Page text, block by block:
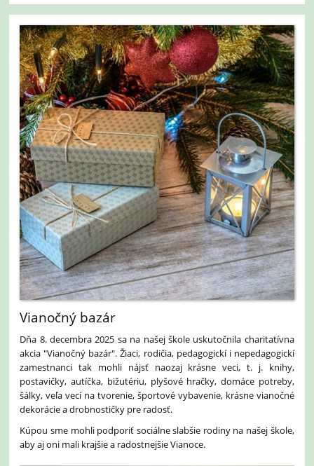
Vianočný bazár
Dňa 8. decembra 2025 sa na našej škole uskutočnila charitatívna
akcia "Vianočný bazár". Žiaci, rodičia, pedagogickí i nepedagogickí
zamestnanci tak mohli nájsť naozaj krásne veci, t. j. knihy,
postavičky, autíčka, bižutériu, plyšové hračky, domáce potreby,
šálky, veľa vecí na tvorenie, športové vybavenie, krásne vianočné
dekorácie a drobnostičky pre radosť.
Kúpou sme mohli podporiť sociálne slabšie rodiny na našej škole,
aby aj oni mali krajšie a radostnejšie Vianoce.